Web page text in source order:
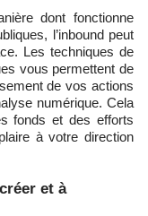
dont fonctionne
l’inbound peut
Les techniques de
vous permettent de
de vos actions
numérique. Cela
fonds et des efforts
à votre direction
et à